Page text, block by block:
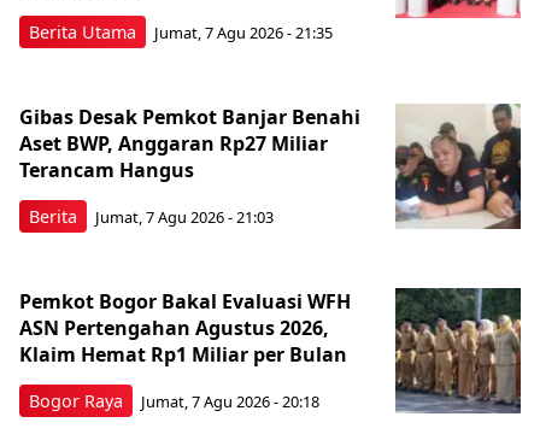
Berita Utama Jumat, 7 Agu 2026 - 21:35
Berita
Gibas Desak Pemkot Banjar Benahi
Aset BWP, Anggaran Rp27 Miliar
Terancam Hangus
Jumat, 7 Agu 2026 - 21:03
Bogor Raya
Pemkot Bogor Bakal Evaluasi WFH
ASN Pertengahan Agustus 2026,
Klaim Hemat Rp1 Miliar per Bulan
Jumat, 7 Agu 2026 - 20:18